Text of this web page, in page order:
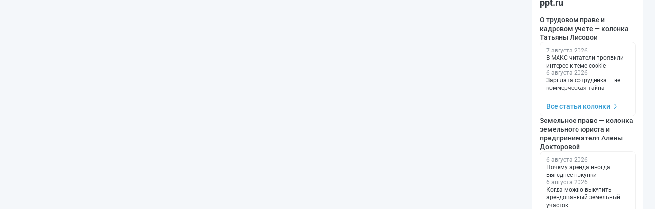
ppt.ru
О трудовом праве и
кадровом учете — колонка
Татьяны Лисовой
7 августа 2026
В МАКС читатели проявили
интерес к теме cookie
6 августа 2026
Зарплата сотрудника — не
коммерческая тайна
Все статьи колонки
Земельное право — колонка
земельного юриста и
предпринимателя Алены
Докторовой
6 августа 2026
Почему аренда иногда
выгоднее покупки
6 августа 2026
Когда можно выкупить
арендованный земельный
участок